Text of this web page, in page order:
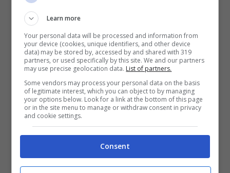
Quindi quelle giornate sono passate
principalmente sul set.”
Essere madre e la boss di se stessa
Chiara Ferragni infine racconta quell’altra
parte del suo lavoro, la più affascinante,i
viaggi. “Ci sono tanti viaggi che sono fatti
per scattare altre campagne o filming di
diversi progetti”
Learn more
Your personal data will be processed and information from
your device (cookies, unique identifiers, and other device
data) may be stored by, accessed by and shared with 319
partners, or used specifically by this site. We and our partners
may use precise geolocation data. List of partners.
Some vendors may process your personal data on the basis
of legitimate interest, which you can object to by managing
your options below. Look for a link at the bottom of this page
or in the site menu to manage or withdraw consent in privacy
and cookie settings.
Consent